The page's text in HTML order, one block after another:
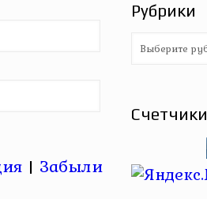
| Забыли
Рубрики
Рубрики
Счетчики